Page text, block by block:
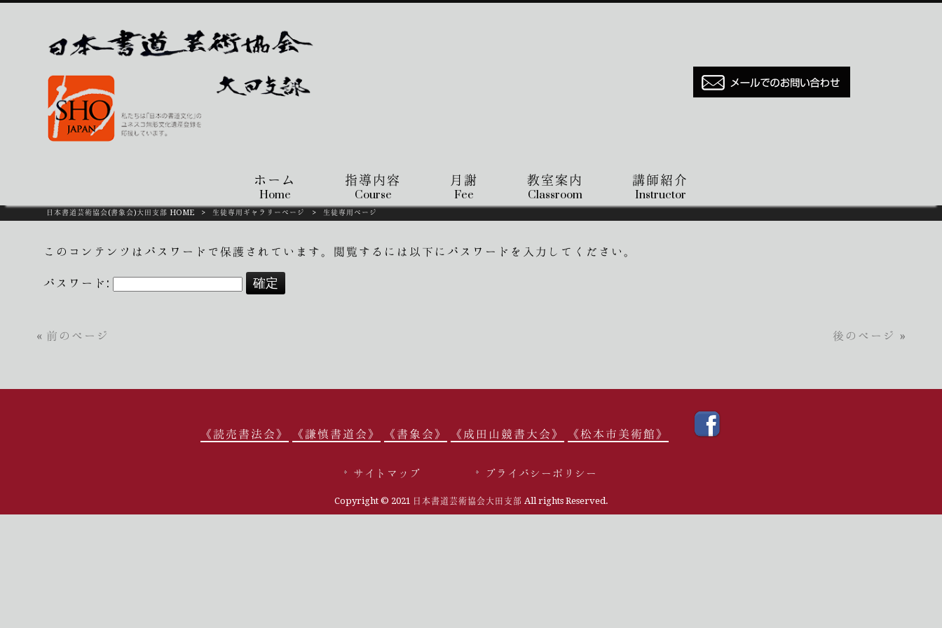
ホーム
Home
指導内容
Course
月謝
Fee
教室案内
Classroom
講師紹介
Instructor
日本書道芸術協会(書象会)大田支部 HOME > 生徒専用ギャラリーページ > 生徒専用ページ
このコンテンツはパスワードで保護されています。閲覧するには以下にパスワードを入力してください。
パスワード:
« 前のページ 後のページ »
《読売書法会》 《謙慎書道会》 《書象会》 《成田山競書大会》 《松本市美術館》
サイトマップ プライバシーポリシー
Copyright © 2021 日本書道芸術協会大田支部 All rights Reserved.